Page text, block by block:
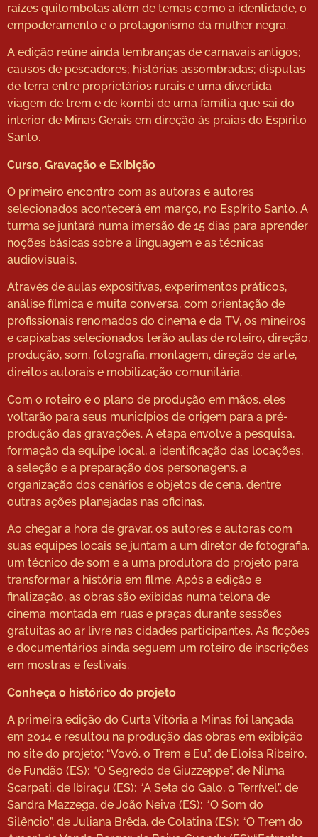
raízes quilombolas além de temas como a identidade, o
empoderamento e o protagonismo da mulher negra.
A edição reúne ainda lembranças de carnavais antigos;
causos de pescadores; histórias assombradas; disputas
de terra entre proprietários rurais e uma divertida
viagem de trem e de kombi de uma família que sai do
interior de Minas Gerais em direção às praias do Espírito
Santo.
Curso, Gravação e Exibição
O primeiro encontro com as autoras e autores
selecionados acontecerá em março, no Espírito Santo. A
turma se juntará numa imersão de 15 dias para aprender
noções básicas sobre a linguagem e as técnicas
audiovisuais.
Através de aulas expositivas, experimentos práticos,
análise fílmica e muita conversa, com orientação de
profissionais renomados do cinema e da TV, os mineiros
e capixabas selecionados terão aulas de roteiro, direção,
produção, som, fotografia, montagem, direção de arte,
direitos autorais e mobilização comunitária.
Com o roteiro e o plano de produção em mãos, eles
voltarão para seus municípios de origem para a pré-
produção das gravações. A etapa envolve a pesquisa,
formação da equipe local, a identificação das locações,
a seleção e a preparação dos personagens, a
organização dos cenários e objetos de cena, dentre
outras ações planejadas nas oficinas.
Ao chegar a hora de gravar, os autores e autoras com
suas equipes locais se juntam a um diretor de fotografia,
um técnico de som e a uma produtora do projeto para
transformar a história em filme. Após a edição e
finalização, as obras são exibidas numa telona de
cinema montada em ruas e praças durante sessões
gratuitas ao ar livre nas cidades participantes. As ficções
e documentários ainda seguem um roteiro de inscrições
em mostras e festivais.
Conheça o histórico do projeto
A primeira edição do Curta Vitória a Minas foi lançada
em 2014 e resultou na produção das obras em exibição
no site do projeto: “Vovó, o Trem e Eu”, de Eloisa Ribeiro,
de Fundão (ES); “O Segredo de Giuzzeppe”, de Nilma
Scarpati, de Ibiraçu (ES); “A Seta do Galo, o Terrível”, de
Sandra Mazzega, de João Neiva (ES); “O Som do
Silêncio”, de Juliana Brêda, de Colatina (ES); “O Trem do